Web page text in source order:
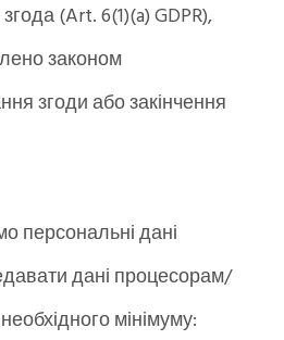
(Art. 6(1)(a) GDPR),
законом
згоди або закінчення
персональні дані
дані процесорам/
мінімуму: